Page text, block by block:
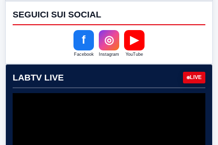
SEGUICI SUI SOCIAL
f
Facebook
◎
Instagram
▶
YouTube
LABTV LIVE LIVE